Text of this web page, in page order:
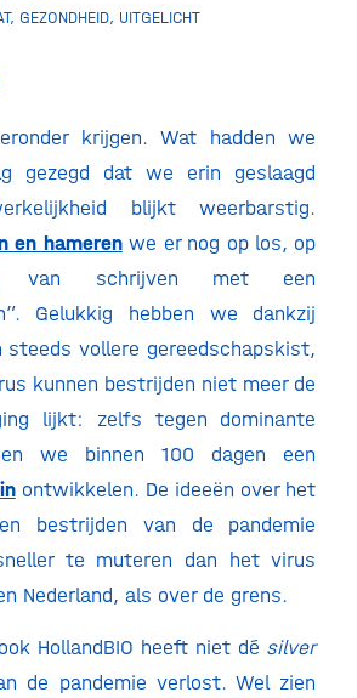
, GEZONDHEID, UITGELICHT
krijgen. Wat hadden we
gezegd dat we erin geslaagd
blijkt weerbarstig.
en hamerenwe er nog op los, op
van schrijven met een
Gelukkig hebben we dankzij
steeds vollere gereedschapskist,
kunnen bestrijden niet meer de
lijkt: zelfs tegen dominante
we binnen 100 dagen een
ontwikkelen. De ideeën over het
bestrijden van de pandemie
te muteren dan het virus
Nederland, als over de grens.
HollandBIO heeft niet dé silver
de pandemie verlost. Wel zien